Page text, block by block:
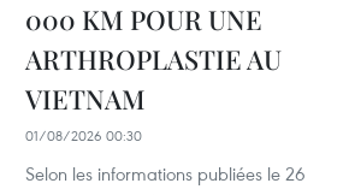
000 KM POUR UNE
ARTHROPLASTIE AU
VIETNAM
01/08/2026 00:30
Selon les informations publiées le 26